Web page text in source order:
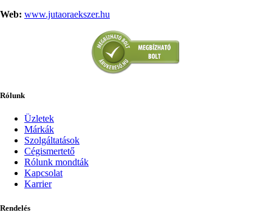
Web: www.jutaoraekszer.hu
Rólunk
Üzletek
Márkák
Szolgáltatások
Cégismertető
Rólunk mondták
Kapcsolat
Karrier
Rendelés